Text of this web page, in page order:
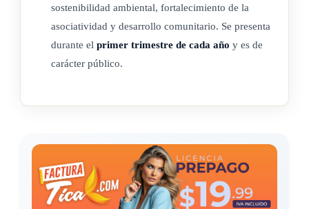
comercialización de alimentos saludables y a precios justos,
aportando a la sustentabilidad y a la preservación del ingreso
digno familiar.
para el comercio justo en las comunidades, a nivel nacional e
d) Apoyar, a través del comercio justo, la generación de
actividades agropecuarias y artesanales, añadiendo valor a la
sostenibilidad ambiental, fortalecimiento de la
asociatividad y desarrollo comunitario. Se presenta
durante el primer trimestre de cada año y es de
carácter público.